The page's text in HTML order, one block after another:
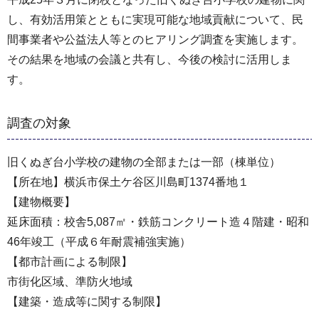
し、有効活用策とともに実現可能な地域貢献について、民
間事業者や公益法人等とのヒアリング調査を実施します。
その結果を地域の会議と共有し、今後の検討に活用しま
す。
調査の対象
旧くぬぎ台小学校の建物の全部または一部（棟単位）
【所在地】横浜市保土ケ谷区川島町1374番地１
【建物概要】
延床面積：校舎5,087㎡・鉄筋コンクリート造４階建・昭和
46年竣工（平成６年耐震補強実施）
【都市計画による制限】
市街化区域、準防火地域
【建築・造成等に関する制限】